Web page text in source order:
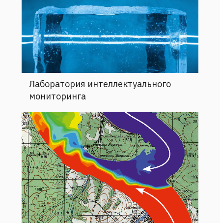
Лаборатория интеллектуального
мониторинга